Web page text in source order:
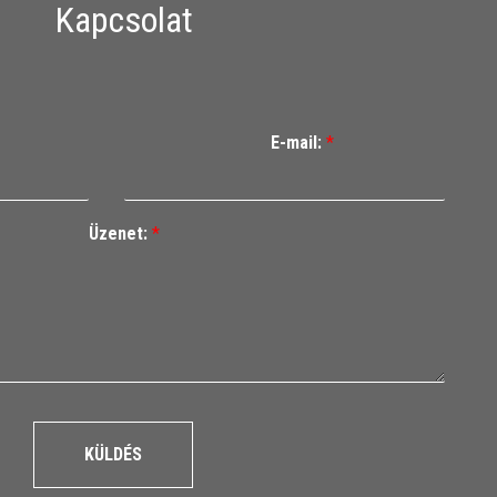
Kapcsolat
E-mail: *
Üzenet: *
KÜLDÉS